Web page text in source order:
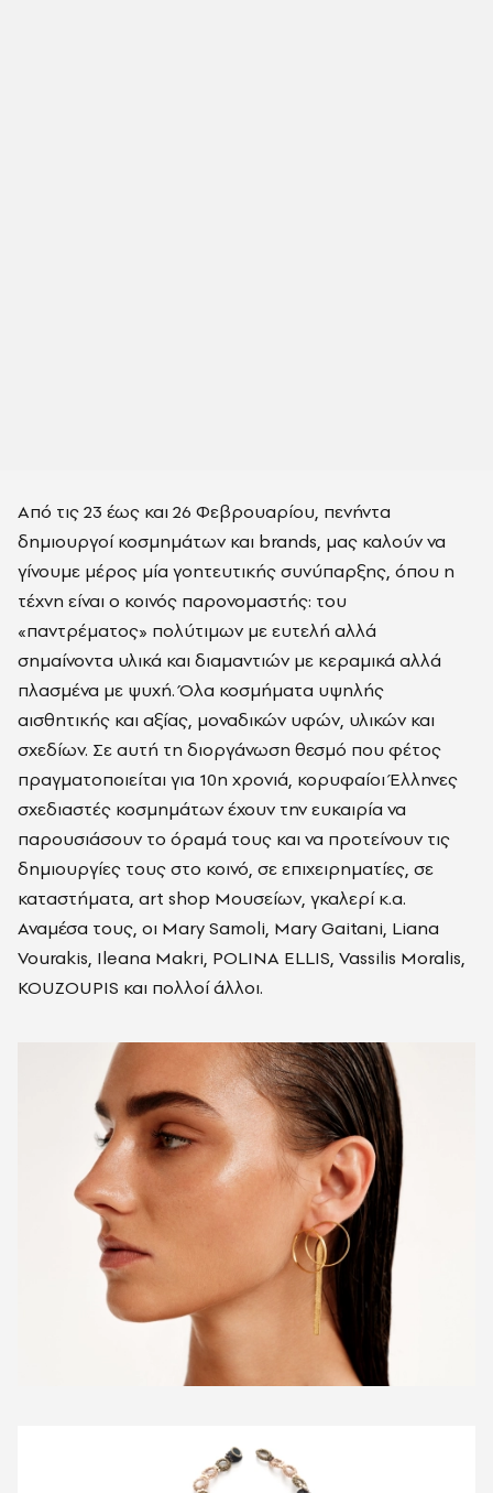
Από τις 23 έως και 26 Φεβρουαρίου, πενήντα
δημιουργοί κοσμημάτων και brands, μας καλούν να
γίνουμε μέρος μία γοητευτικής συνύπαρξης, όπου η
τέχνη είναι ο κοινός παρονομαστής: του
«παντρέματος» πολύτιμων με ευτελή αλλά
σημαίνοντα υλικά και διαμαντιών με κεραμικά αλλά
πλασμένα με ψυχή. Όλα κοσμήματα υψηλής
αισθητικής και αξίας, μοναδικών υφών, υλικών και
σχεδίων. Σε αυτή τη διοργάνωση θεσμό που φέτος
πραγματοποιείται για 10η χρονιά, κορυφαίοι Έλληνες
σχεδιαστές κοσμημάτων έχουν την ευκαιρία να
παρουσιάσουν το όραμά τους και να προτείνουν τις
δημιουργίες τους στο κοινό, σε επιχειρηματίες, σε
καταστήματα, art shop Μουσείων, γκαλερί κ.α.
Αναμέσα τους, οι Mary Samoli, Mary Gaitani, Liana
Vourakis, Ileana Makri, POLINA ELLIS, Vassilis Moralis,
KOUZOUPIS και πολλοί άλλοι.